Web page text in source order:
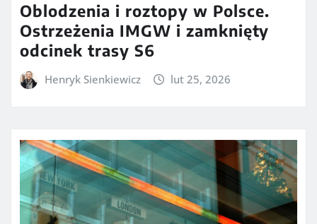
Oblodzenia i roztopy w Polsce.
Ostrzeżenia IMGW i zamknięty
odcinek trasy S6
Henryk Sienkiewicz lut 25, 2026